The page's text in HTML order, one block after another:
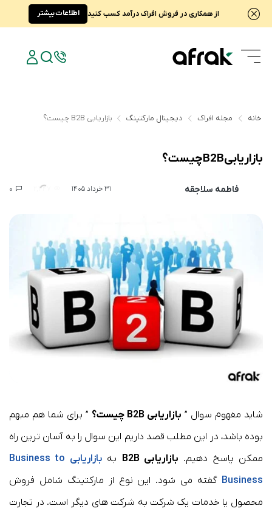
از همکاری در فروش افراک درآمد کسب کنید اطلاعات بیشتر
خانه مجله افراک دیجیتال مارکتینگ بازاریابی B2B چیست؟
بازاریابی B2B چیست؟
فاطمه سلاجقه 31 خرداد 1405
شاید مفهوم سوال ” بازاریابی B2B چیست؟
” برای شما هم مبهم
بوده باشد، در این مطلب قصد داریم این سوال را به آسان ترین راه
ممکن پاسخ دهیم. بازاریابی B2B به
بازاریابی Business to
Business گفته می شود. این نوع از مارکتینگ شامل فروش
محصول یا خدمات یک شرکت به شرکت های دیگر است. در تجارت